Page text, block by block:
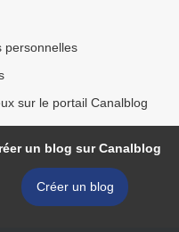
personnelles
sur le portail Canalblog
un blog sur Canalblog
Créer un blog